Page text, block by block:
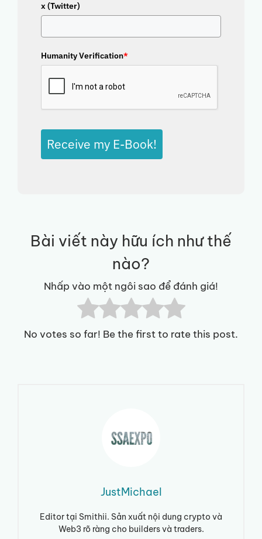
x (Twitter)
Humanity Verification*
Receive my E-Book!
Bài viết này hữu ích như thế
nào?
Nhấp vào một ngôi sao để đánh giá!
No votes so far! Be the first to rate this post.
JustMichael
Editor tại Smithii. Sản xuất nội dung crypto và
Web3 rõ ràng cho builders và traders.